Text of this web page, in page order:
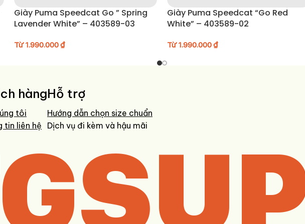
Giày Puma Speedcat Go ” Spring
Lavender White” – 403589-03
Từ1.990.000₫
Giày Puma Speedcat “Go Red
White” – 403589-02
Từ1.990.000₫
hàng
tôi
tin liên hệ
Hỗ trợ
Hướng dẫn chọn size chuẩn
Dịch vụ đi kèm và hậu mãi